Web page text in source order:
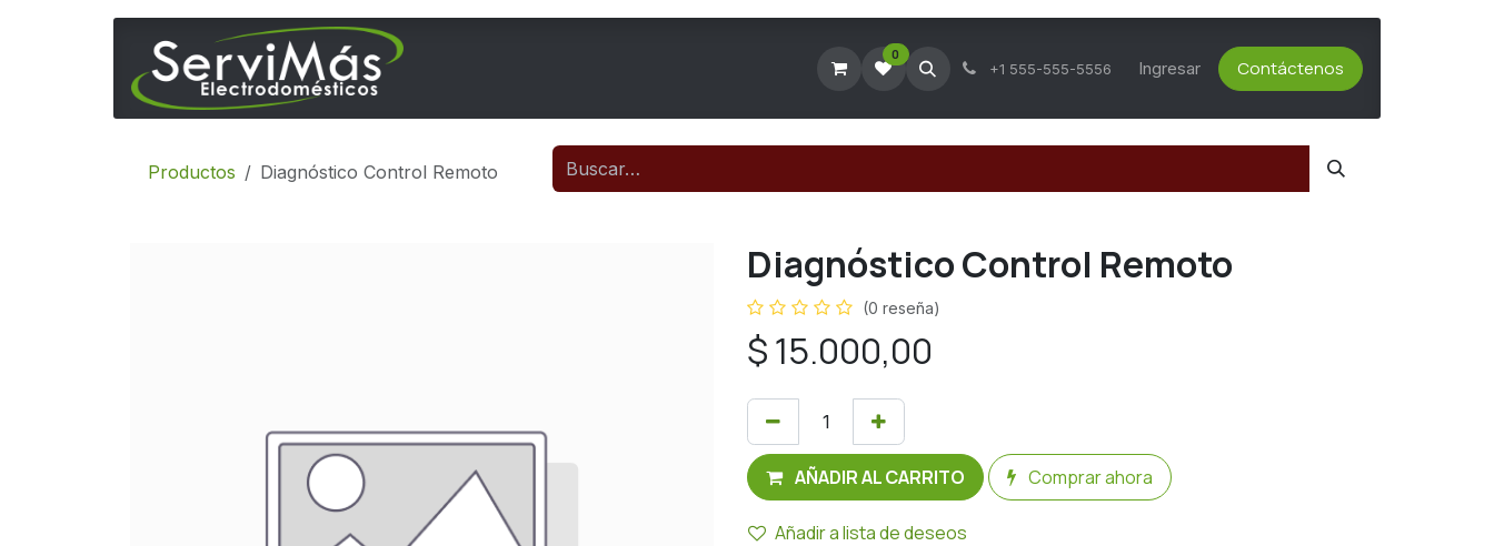
Agendar Visita Técnica Consultar Tickets Activos Asesoría Técnica Servicio al Cliente
0
+1 555-555-5556 Ingresar Contáctenos
Productos Diagnóstico Control Remoto
Diagnóstico Control Remoto
(0 reseña)
$15.000,00
AÑADIR AL CARRITO Comprar ahora
Añadir a lista de deseos